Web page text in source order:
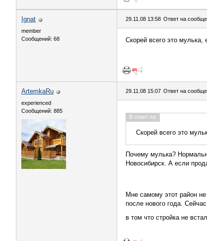
Ignat
member
Сообщений: 68
29.11.08 13:58 Ответ на
Скорей всего это мулька,
ArtemkaRu
experienced
Сообщений: 885
29.11.08 15:07 Ответ на
В ответ на:
Скорей всего это
Почему мулька?
Новосибирск. А если
Мне самому этот район
после нового года.
в том что стройка не